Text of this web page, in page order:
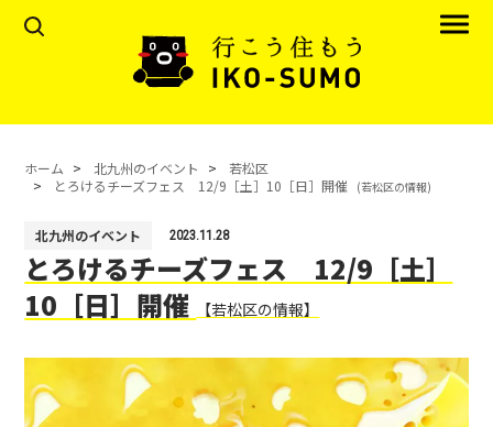
ホーム 北九州のイベント
若松区
とろけるチーズフェス 12/9［土］10［日］開催 (若松区の情報)
北九州のイベント 2023.11.28
とろけるチーズフェス 12/9［土］
10［日］開催
【若松区の情報】